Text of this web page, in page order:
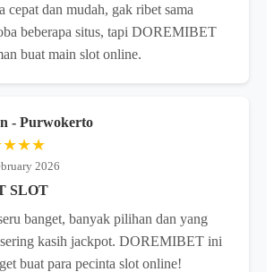
cepat dan mudah, gak ribet sama
beberapa situs, tapi DOREMIBET
buat main slot online.
- Purwokerto
2026
SLOT
banget, banyak pilihan dan yang
kasih jackpot. DOREMIBET ini
buat para pecinta slot online!